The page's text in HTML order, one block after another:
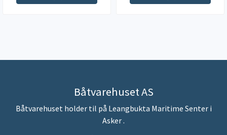
Båtvarehuset AS
Båtvarehuset holder til på Leangbukta Maritime Senter i
Asker .